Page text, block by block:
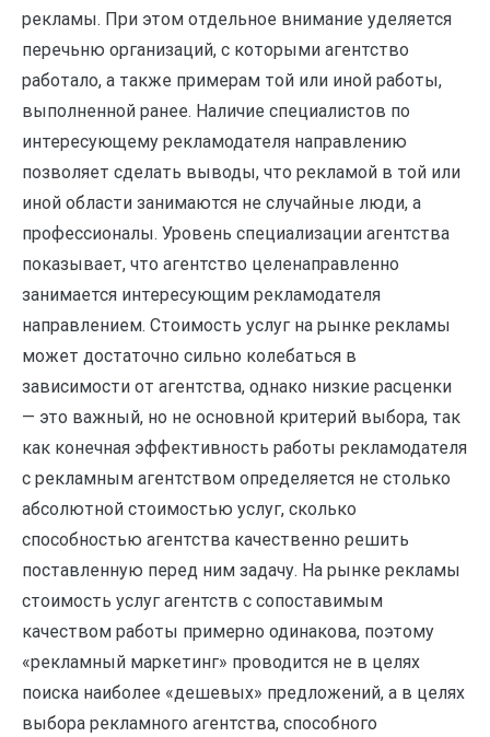
рекламы. При этом отдельное внимание уделяется
перечьню организаций, с которыми агентство
работало, а также примерам той или иной работы,
выполненной ранее. Наличие специалистов по
интересующему рекламодателя направлению
позволяет сделать выводы, что рекламой в той или
иной области занимаются не случайные люди, а
профессионалы. Уровень специализации агентства
показывает, что агентство целенаправленно
занимается интересующим рекламодателя
направлением. Стоимость услуг на рынке рекламы
может достаточно сильно колебаться в
зависимости от агентства, однако низкие расценки
— это важный, но не основной критерий выбора, так
как конечная эффективность работы рекламодателя
с рекламным агентством определяется не столько
абсолютной стоимостью услуг, сколько
способностью агентства качественно решить
поставленную перед ним задачу. На рынке рекламы
стоимость услуг агентств с сопоставимым
качеством работы примерно одинакова, поэтому
«рекламный маркетинг» проводится не в целях
поиска наиболее «дешевых» предложений, а в целях
выбора рекламного агентства, способного